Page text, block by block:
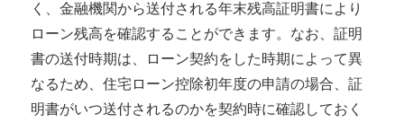
く、金融機関から送付される年末残高証明書により
ローン残高を確認することができます。なお、証明
書の送付時期は、ローン契約をした時期によって異
なるため、住宅ローン控除初年度の申請の場合、証
明書がいつ送付されるのかを契約時に確認しておく